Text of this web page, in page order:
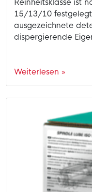
15/13/10
ausgezeichnete
dispergierende
Weiterlesen »